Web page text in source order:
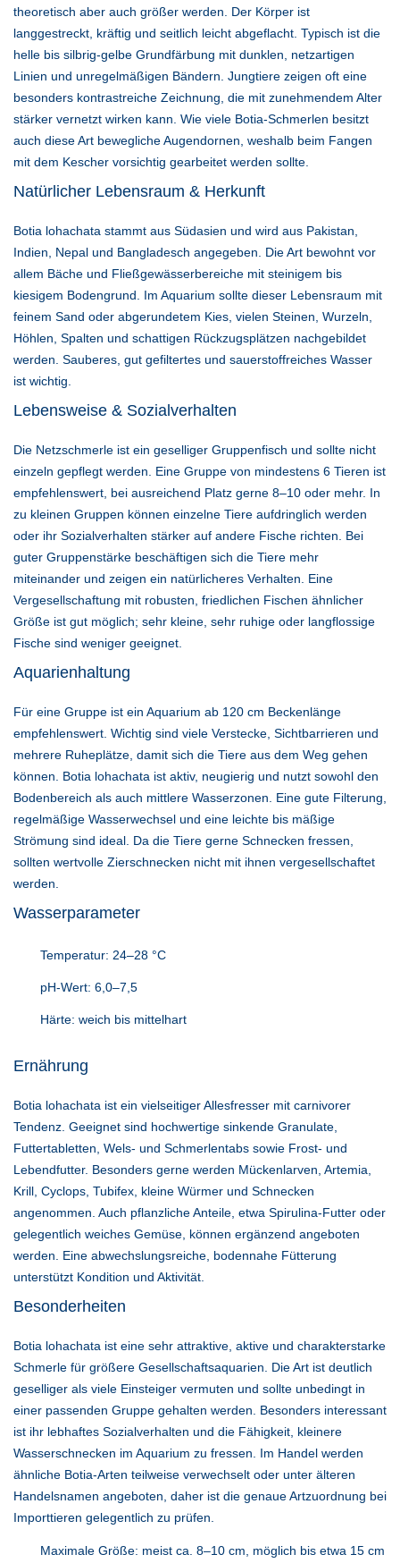
theoretisch aber auch größer werden. Der Körper ist
langgestreckt, kräftig und seitlich leicht abgeflacht. Typisch ist die
helle bis silbrig-gelbe Grundfärbung mit dunklen, netzartigen
Linien und unregelmäßigen Bändern. Jungtiere zeigen oft eine
besonders kontrastreiche Zeichnung, die mit zunehmendem Alter
stärker vernetzt wirken kann. Wie viele Botia-Schmerlen besitzt
auch diese Art bewegliche Augendornen, weshalb beim Fangen
mit dem Kescher vorsichtig gearbeitet werden sollte.
Natürlicher Lebensraum & Herkunft
Botia lohachata stammt aus Südasien und wird aus Pakistan,
Indien, Nepal und Bangladesch angegeben. Die Art bewohnt vor
allem Bäche und Fließgewässerbereiche mit steinigem bis
kiesigem Bodengrund. Im Aquarium sollte dieser Lebensraum mit
feinem Sand oder abgerundetem Kies, vielen Steinen, Wurzeln,
Höhlen, Spalten und schattigen Rückzugsplätzen nachgebildet
werden. Sauberes, gut gefiltertes und sauerstoffreiches Wasser
ist wichtig.
Lebensweise & Sozialverhalten
Die Netzschmerle ist ein geselliger Gruppenfisch und sollte nicht
einzeln gepflegt werden. Eine Gruppe von mindestens 6 Tieren ist
empfehlenswert, bei ausreichend Platz gerne 8–10 oder mehr. In
zu kleinen Gruppen können einzelne Tiere aufdringlich werden
oder ihr Sozialverhalten stärker auf andere Fische richten. Bei
guter Gruppenstärke beschäftigen sich die Tiere mehr
miteinander und zeigen ein natürlicheres Verhalten. Eine
Vergesellschaftung mit robusten, friedlichen Fischen ähnlicher
Größe ist gut möglich; sehr kleine, sehr ruhige oder langflossige
Fische sind weniger geeignet.
Aquarienhaltung
Für eine Gruppe ist ein Aquarium ab 120 cm Beckenlänge
empfehlenswert. Wichtig sind viele Verstecke, Sichtbarrieren und
mehrere Ruheplätze, damit sich die Tiere aus dem Weg gehen
können. Botia lohachata ist aktiv, neugierig und nutzt sowohl den
Bodenbereich als auch mittlere Wasserzonen. Eine gute Filterung,
regelmäßige Wasserwechsel und eine leichte bis mäßige
Strömung sind ideal. Da die Tiere gerne Schnecken fressen,
sollten wertvolle Zierschnecken nicht mit ihnen vergesellschaftet
werden.
Wasserparameter
Temperatur: 24–28 °C
pH-Wert: 6,0–7,5
Härte: weich bis mittelhart
Ernährung
Botia lohachata ist ein vielseitiger Allesfresser mit carnivorer
Tendenz. Geeignet sind hochwertige sinkende Granulate,
Futtertabletten, Wels- und Schmerlentabs sowie Frost- und
Lebendfutter. Besonders gerne werden Mückenlarven, Artemia,
Krill, Cyclops, Tubifex, kleine Würmer und Schnecken
angenommen. Auch pflanzliche Anteile, etwa Spirulina-Futter oder
gelegentlich weiches Gemüse, können ergänzend angeboten
werden. Eine abwechslungsreiche, bodennahe Fütterung
unterstützt Kondition und Aktivität.
Besonderheiten
Botia lohachata ist eine sehr attraktive, aktive und charakterstarke
Schmerle für größere Gesellschaftsaquarien. Die Art ist deutlich
geselliger als viele Einsteiger vermuten und sollte unbedingt in
einer passenden Gruppe gehalten werden. Besonders interessant
ist ihr lebhaftes Sozialverhalten und die Fähigkeit, kleinere
Wasserschnecken im Aquarium zu fressen. Im Handel werden
ähnliche Botia-Arten teilweise verwechselt oder unter älteren
Handelsnamen angeboten, daher ist die genaue Artzuordnung bei
Importtieren gelegentlich zu prüfen.
Maximale Größe: meist ca. 8–10 cm, möglich bis etwa 15 cm